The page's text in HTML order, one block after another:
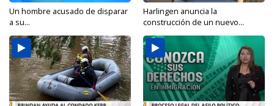
Un hombre acusado de disparar
a su...
Harlingen anuncia la
construcción de un nuevo...